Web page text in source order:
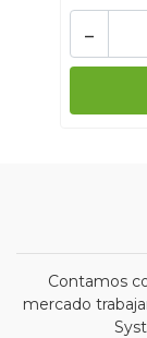
-
Contamos
mercado